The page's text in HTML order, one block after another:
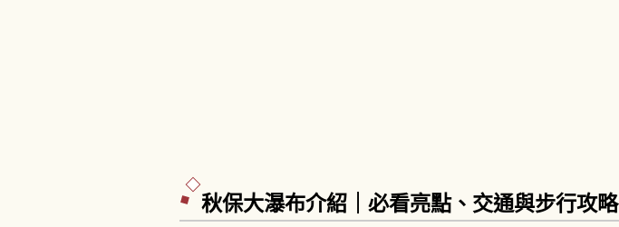
秋保大瀑布介紹｜必看亮點、交通與步行攻略